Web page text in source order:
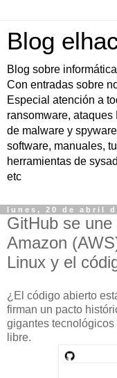
Blog
Blog sobre
Con entradas sobre
Especial atención a
ransomware,
de malware y
software, manuales,
herramientas de
etc
lunes, 20 de abril
GitHub se
Amazon
Linux y el
¿El código abierto
firman un pacto
gigantes
libre.